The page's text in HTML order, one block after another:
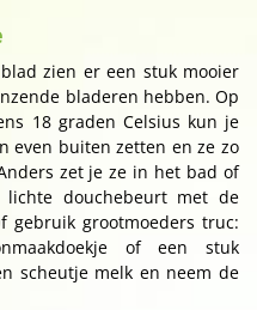
zien er een stuk mooier
bladeren hebben. Op
18 graden Celsius kun je
even buiten zetten en ze zo
zet je ze in het bad of
douchebeurt met de
gebruik grootmoeders truc:
of een stuk
scheutje melk en neem de